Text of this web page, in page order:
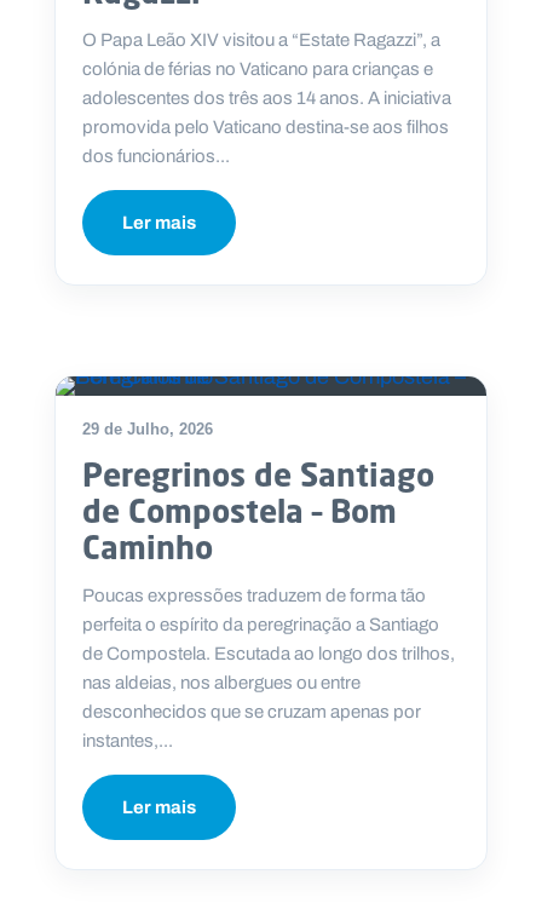
O Papa Leão XIV visitou a “Estate Ragazzi”, a
colónia de férias no Vaticano para crianças e
adolescentes dos três aos 14 anos. A iniciativa
promovida pelo Vaticano destina-se aos filhos
dos funcionários...
Ler mais
29 de Julho, 2026
Peregrinos de Santiago
de Compostela – Bom
Caminho
Poucas expressões traduzem de forma tão
perfeita o espírito da peregrinação a Santiago
de Compostela. Escutada ao longo dos trilhos,
nas aldeias, nos albergues ou entre
desconhecidos que se cruzam apenas por
instantes,...
Ler mais